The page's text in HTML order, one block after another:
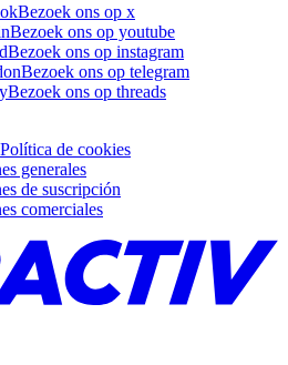
Bezoek ons op x
Bezoek ons op youtube
Bezoek ons op instagram
Bezoek ons op telegram
Bezoek ons op threads
Política de cookies
generales
de suscripción
comerciales